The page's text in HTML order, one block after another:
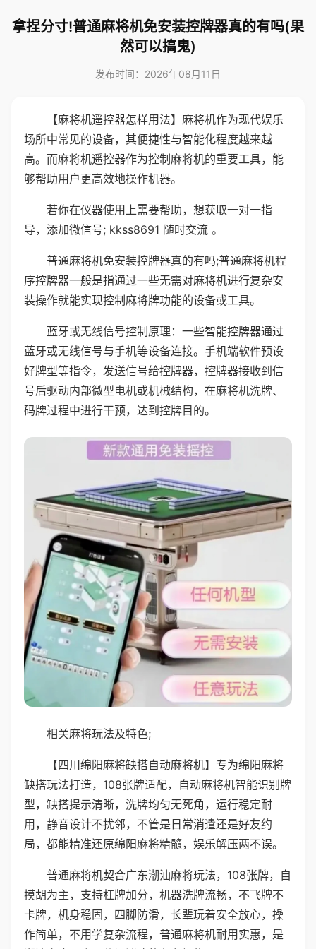
拿捏分寸!普通麻将机免安装控牌器真的有吗(果
然可以搞鬼)
发布时间：2026年08月11日
【麻将机遥控器怎样用法】麻将机作为现代娱乐
场所中常见的设备，其便捷性与智能化程度越来越
高。而麻将机遥控器作为控制麻将机的重要工具，能
够帮助用户更高效地操作机器。
若你在仪器使用上需要帮助，想获取一对一指
导，添加微信号; kkss8691 随时交流 。
普通麻将机免安装控牌器真的有吗;普通麻将机程
序控牌器一般是指通过一些无需对麻将机进行复杂安
装操作就能实现控制麻将牌功能的设备或工具。
蓝牙或无线信号控制原理：一些智能控牌器通过
蓝牙或无线信号与手机等设备连接。手机端软件预设
好牌型等指令，发送信号给控牌器，控牌器接收到信
号后驱动内部微型电机或机械结构，在麻将机洗牌、
码牌过程中进行干预，达到控牌目的。
相关麻将玩法及特色;
【四川绵阳麻将缺搭自动麻将机】专为绵阳麻将
缺搭玩法打造，108张牌适配，自动麻将机智能识别牌
型，缺搭提示清晰，洗牌均匀无死角，运行稳定耐
用，静音设计不扰邻，不管是日常消遣还是好友约
局，都能精准还原绵阳麻将精髓，娱乐解压两不误。
普通麻将机契合广东潮汕麻将玩法，108张牌，自
摸胡为主，支持杠牌加分，机器洗牌流畅，不飞牌不
卡牌，机身稳固，四脚防滑，长辈玩着安全放心，操
作简单，不用学复杂流程，普通麻将机耐用实惠，是